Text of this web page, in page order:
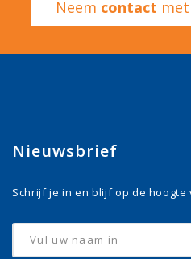
Neem contact
Nieuwsbrief
Schrijf je in en blijf op de